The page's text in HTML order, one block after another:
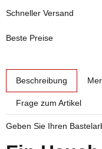
Schneller Versand
Beste Preise
Beschreibung
Frage zum Artikel
Geben Sie Ihren